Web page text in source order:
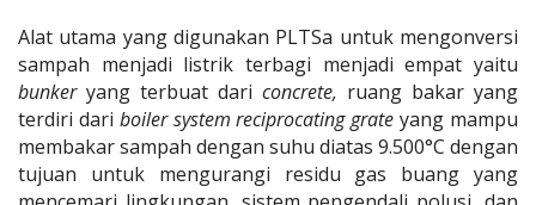
Alat utama yang digunakan PLTSa untuk mengonversi
sampah menjadi listrik terbagi menjadi empat yaitu
bunker yang terbuat dari concrete, ruang bakar yang
terdiri dari boiler system reciprocating grateyang mampu
membakar sampah dengan suhu diatas 9.500°C dengan
tujuan untuk mengurangi residu gas buang yang